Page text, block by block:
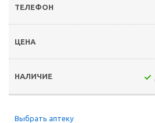
Выбрать аптеку